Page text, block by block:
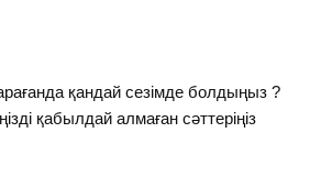
қандай сезімде болдыңыз ?
қабылдай алмаған сәттеріңіз